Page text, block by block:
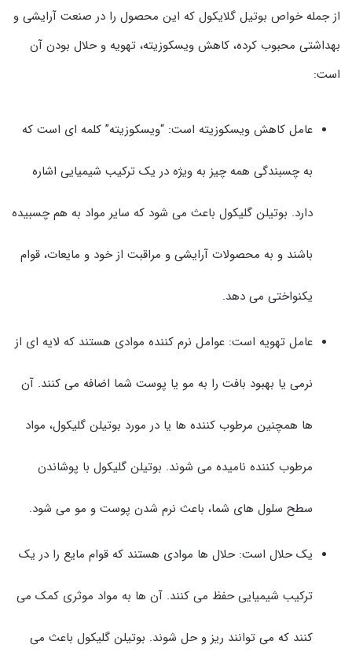
از جمله خواص بوتیل گلایکول که این محصول را در صنعت آرایشی و
بهداشتی محبوب کرده، کاهش ویسکوزیته، تهویه و حلال بودن آن
است:
عامل کاهش ویسکوزیته است: “ویسکوزیته” کلمه ای است که
به چسبندگی همه چیز به ویژه در یک ترکیب شیمیایی اشاره
دارد. بوتیلن گلیکول باعث می شود که سایر مواد به هم چسبیده
باشند و به محصولات آرایشی و مراقبت از خود و مایعات، قوام
یکنواختی می دهد.
عامل تهویه است: عوامل نرم کننده موادی هستند که لایه ای از
نرمی یا بهبود بافت را به مو یا پوست شما اضافه می کنند. آن
ها همچنین مرطوب کننده ها یا در مورد بوتیلن گلیکول، مواد
مرطوب کننده نامیده می شوند. بوتیلن گلیکول با پوشاندن
سطح سلول های شما، باعث نرم شدن پوست و مو می شود.
یک حلال است: حلال ها موادی هستند که قوام مایع را در یک
ترکیب شیمیایی حفظ می کنند. آن ها به مواد موثری کمک می
کنند که می توانند ریز و حل شوند. بوتیلن گلیکول باعث می